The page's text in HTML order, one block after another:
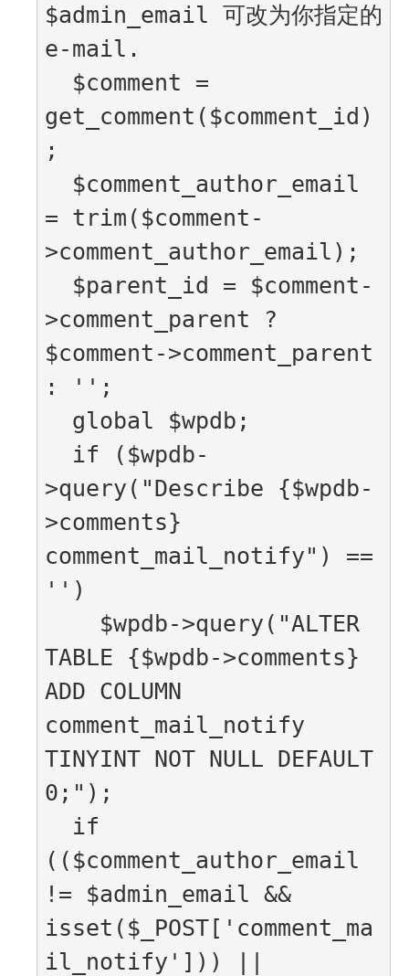
$admin_email 可改为你指定的
e-mail.
get_comment($comment_id)
;
= trim($comment-
>comment_author_email);
>comment_parent ?
$comment->comment_parent
: '';
>query("Describe {$wpdb-
>comments}
comment_mail_notify") ==
'')
TABLE {$wpdb->comments}
ADD COLUMN
comment_mail_notify
TINYINT NOT NULL DEFAULT
0;");
(($comment_author_email
!= $admin_email &&
isset($_POST['comment_ma
il_notify'])) ||